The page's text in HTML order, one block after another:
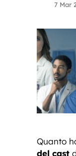
7 Mar
Quanto
del cast